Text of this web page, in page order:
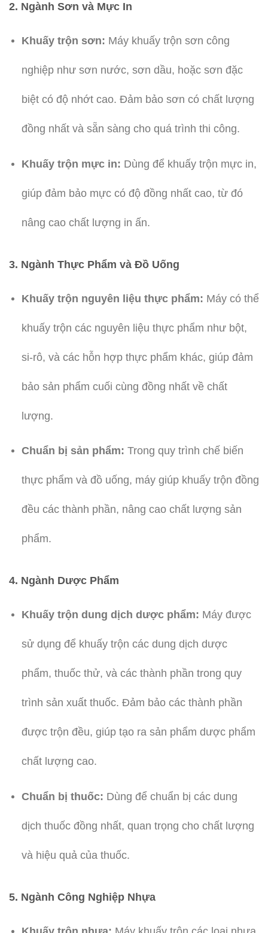
2. Ngành Sơn và Mực In
Khuấy trộn sơn: Máy khuấy trộn sơn công
nghiệp như sơn nước, sơn dầu, hoặc sơn đặc
biệt có độ nhớt cao. Đảm bảo sơn có chất lượng
đồng nhất và sẵn sàng cho quá trình thi công.
Khuấy trộn mực in: Dùng để khuấy trộn mực in,
giúp đảm bảo mực có độ đồng nhất cao, từ đó
nâng cao chất lượng in ấn.
3. Ngành Thực Phẩm và Đồ Uống
Khuấy trộn nguyên liệu thực phẩm: Máy có thể
khuấy trộn các nguyên liệu thực phẩm như bột,
si-rô, và các hỗn hợp thực phẩm khác, giúp đảm
bảo sản phẩm cuối cùng đồng nhất về chất
lượng.
Chuẩn bị sản phẩm: Trong quy trình chế biến
thực phẩm và đồ uống, máy giúp khuấy trộn đồng
đều các thành phần, nâng cao chất lượng sản
phẩm.
4. Ngành Dược Phẩm
Khuấy trộn dung dịch dược phẩm: Máy được
sử dụng để khuấy trộn các dung dịch dược
phẩm, thuốc thử, và các thành phần trong quy
trình sản xuất thuốc. Đảm bảo các thành phần
được trộn đều, giúp tạo ra sản phẩm dược phẩm
chất lượng cao.
Chuẩn bị thuốc: Dùng để chuẩn bị các dung
dịch thuốc đồng nhất, quan trọng cho chất lượng
và hiệu quả của thuốc.
5. Ngành Công Nghiệp Nhựa